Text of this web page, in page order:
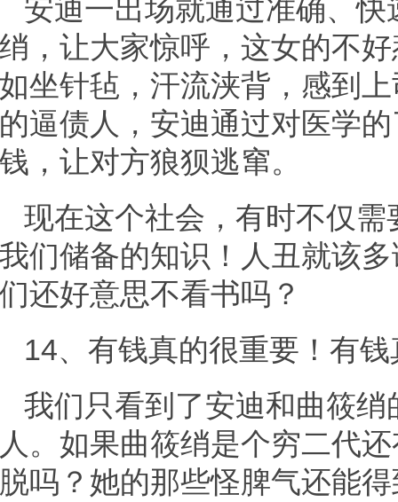
安迪一出场就通过准确、
绡，让大家惊呼，这女的不
如坐针毡，汗流浃背，感到
的逼债人，安迪通过对医学
钱，让对方狼狈逃窜。
现在这个社会，有时不仅
我们储备的知识！人丑就该
们还好意思不看书吗？
14、有钱真的很重要！有
我们只看到了安迪和曲筱
人。如果曲筱绡是个穷二代
脱吗？她的那些怪脾气还能